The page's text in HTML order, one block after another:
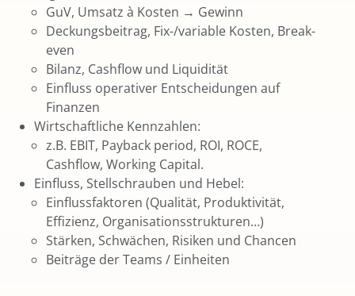
GuV, Umsatz à Kosten → Gewinn
Deckungsbeitrag, Fix-/variable Kosten, Break-
even
Bilanz, Cashflow und Liquidität
Einfluss operativer Entscheidungen auf
Finanzen
Wirtschaftliche Kennzahlen:
z.B. EBIT, Payback period, ROI, ROCE,
Cashflow, Working Capital.
Einfluss, Stellschrauben und Hebel:
Einflussfaktoren (Qualität, Produktivität,
Effizienz, Organisationsstrukturen…)
Stärken, Schwächen, Risiken und Chancen
Beiträge der Teams / Einheiten